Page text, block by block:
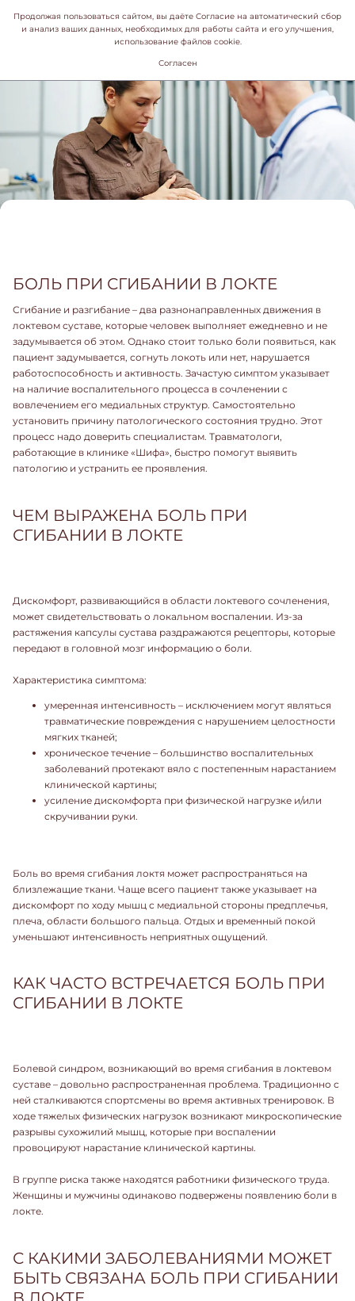
БОЛЬ ПРИ СГИБАНИИ В ЛОКТЕ
Сгибание и разгибание – два разнонаправленных движения в
локтевом суставе, которые человек выполняет ежедневно и не
задумывается об этом. Однако стоит только боли появиться, как
пациент задумывается, согнуть локоть или нет, нарушается
работоспособность и активность. Зачастую симптом указывает
на наличие воспалительного процесса в сочленении с
вовлечением его медиальных структур. Самостоятельно
установить причину патологического состояния трудно. Этот
процесс надо доверить специалистам. Травматологи,
работающие в клинике «Шифа», быстро помогут выявить
патологию и устранить ее проявления.
ЧЕМ ВЫРАЖЕНА БОЛЬ ПРИ
СГИБАНИИ В ЛОКТЕ
Дискомфорт, развивающийся в области локтевого сочленения,
может свидетельствовать о локальном воспалении. Из-за
растяжения капсулы сустава раздражаются рецепторы, которые
передают в головной мозг информацию о боли.
Характеристика симптома:
умеренная интенсивность – исключением могут являться
травматические повреждения с нарушением целостности
мягких тканей;
хроническое течение – большинство воспалительных
заболеваний протекают вяло с постепенным нарастанием
клинической картины;
усиление дискомфорта при физической нагрузке и/или
скручивании руки.
Боль во время сгибания локтя может распространяться на
близлежащие ткани. Чаще всего пациент также указывает на
дискомфорт по ходу мышц с медиальной стороны предплечья,
плеча, области большого пальца. Отдых и временный покой
уменьшают интенсивность неприятных ощущений.
КАК ЧАСТО ВСТРЕЧАЕТСЯ БОЛЬ ПРИ
СГИБАНИИ В ЛОКТЕ
Болевой синдром, возникающий во время сгибания в локтевом
суставе – довольно распространенная проблема. Традиционно с
ней сталкиваются спортсмены во время активных тренировок. В
ходе тяжелых физических нагрузок возникают микроскопические
разрывы сухожилий мышц, которые при воспалении
провоцируют нарастание клинической картины.
В группе риска также находятся работники физического труда.
Женщины и мужчины одинаково подвержены появлению боли в
локте.
С КАКИМИ ЗАБОЛЕВАНИЯМИ МОЖЕТ
БЫТЬ СВЯЗАНА БОЛЬ ПРИ СГИБАНИИ
Продолжая пользоваться сайтом, вы даёте Согласие на автоматический сбор
и анализ ваших данных, необходимых для работы сайта и его улучшения,
использование файлов cookie.
Согласен